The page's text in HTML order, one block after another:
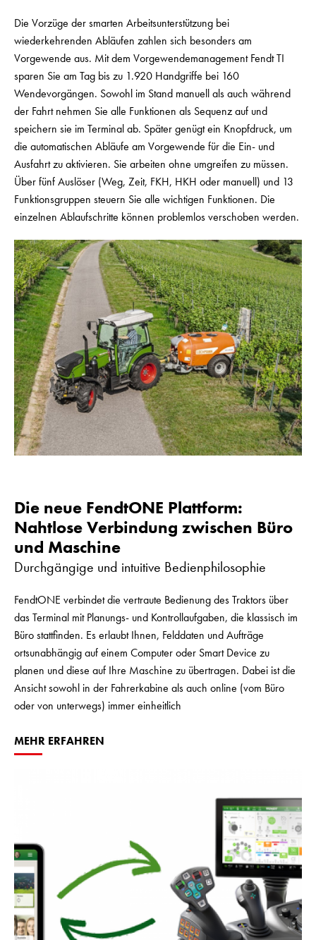
Die Vorzüge der smarten Arbeitsunterstützung bei
wiederkehrenden Abläufen zahlen sich besonders am
Vorgewende aus. Mit dem Vorgewendemanagement Fendt TI
sparen Sie am Tag bis zu 1.920 Handgriffe bei 160
Wendevorgängen. Sowohl im Stand manuell als auch während
der Fahrt nehmen Sie alle Funktionen als Sequenz auf und
speichern sie im Terminal ab. Später genügt ein Knopfdruck, um
die automatischen Abläufe am Vorgewende für die Ein- und
Ausfahrt zu aktivieren. Sie arbeiten ohne umgreifen zu müssen.
Über fünf Auslöser (Weg, Zeit, FKH, HKH oder manuell) und 13
Funktionsgruppen steuern Sie alle wichtigen Funktionen. Die
einzelnen Ablaufschritte können problemlos verschoben werden.
Die neue FendtONE Plattform:
Nahtlose Verbindung zwischen Büro
und Maschine
Durchgängige und intuitive Bedienphilosophie
FendtONE verbindet die vertraute Bedienung des Traktors über
das Terminal mit Planungs- und Kontrollaufgaben, die klassisch im
Büro stattfinden. Es erlaubt Ihnen, Felddaten und Aufträge
ortsunabhängig auf einem Computer oder Smart Device zu
planen und diese auf Ihre Maschine zu übertragen. Dabei ist die
Ansicht sowohl in der Fahrerkabine als auch online (vom Büro
oder von unterwegs) immer einheitlich
MEHR ERFAHREN